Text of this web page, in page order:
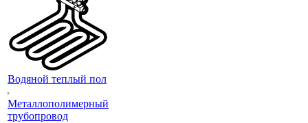
Водяной теплый пол
Металлополимерный
трубопровод